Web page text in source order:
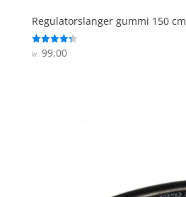
Regulatorslanger gummi 150 cm
Vurderet
4.3
kr.99,00